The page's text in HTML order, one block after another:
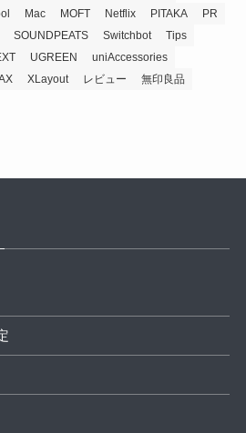
Mac MOFT Netflix PITAKA
PR
SOUNDPEATS Switchbot
Tips
UGREEN
uniAccessories
XLayout レビュー 無印良品